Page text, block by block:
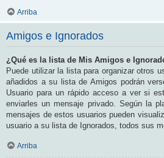
Arriba
Amigos e Ignorados
¿Qué es la lista de Mis Amigos e
Puede utilizar la lista para organizar otros
añadidos a su lista de Amigos podrán
Usuario para un rápido acceso a ver si
enviarles un mensaje privado. Según la
mensajes de estos usuarios pueden
usuario a su lista de Ignorados, todos sus
Arriba